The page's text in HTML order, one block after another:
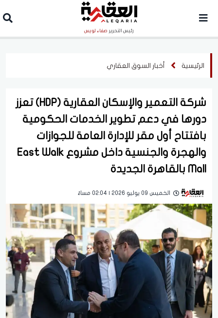
رئيس التحرير صفاء لويس
الرئيسية أخبار السوق العقاري
شركة التعمير والإسكان العقارية (HDP) تعزز
دورها في دعم تطوير الخدمات الحكومية
بافتتاح أول مقر للإدارة العامة للجوازات
والهجرة والجنسية داخل مشروع East Walk
Mall بالقاهرة الجديدة
الخميس 09 يوليو 2026 | 02:04 مساءً